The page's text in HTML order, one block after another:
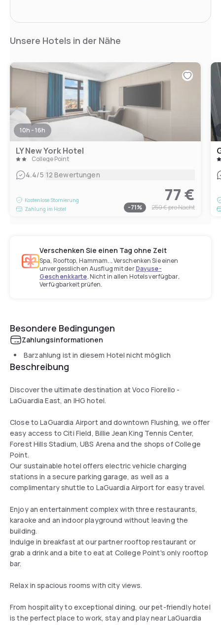
Unsere Hotels in der Nähe
10h - 16h
LY New York Hotel
College Point
4.4/5|12 Bewertungen
Kostenlose Stornierung
Zahlung im Hotel
77 €
-71% 259 €pro Nacht
Verschenken Sie einen Tag ohne Zeit
Spa, Rooftop, Hammam... Verschenken Sie einen
unvergesslichen Ausflug mit derDayuse-
Geschenkkarte. Nicht in allen Hotels verfügbar.
Verfügbarkeit prüfen.
Besondere Bedingungen
Zahlungsinformationen
Barzahlung ist in diesem Hotel nicht möglich
Beschreibung
Discover the ultimate destination at Voco Fiorello -
LaGuardia East, an IHG hotel.
Close to LaGuardia Airport and downtown Flushing, we offer
easy access to Citi Field, Billie Jean King Tennis Center,
Forest Hills Stadium, UBS Arena and the shops of College
Point.
Our sustainable hotel offers electric vehicle charging
stations in a secure parking garage, as well as a
complimentary shuttle to LaGuardia Airport for easy travel.
Enjoy an entertainment complex with three restaurants,
karaoke and an indoor playground without leaving the
building.
Indulge in breakfast at our partner rooftop restaurant or
grab a drink and a bite to eat at College Point's only rooftop
bar.
Relax in spacious rooms with city views.
From hospitality to exceptional dining, our pet-friendly hotel
is the perfect place to work, stay and play near LaGuardia